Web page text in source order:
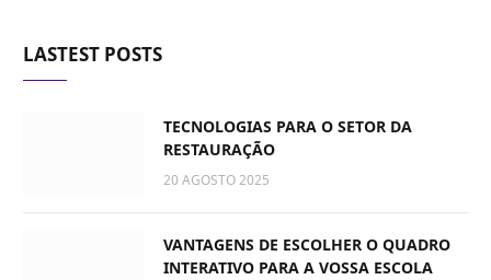
LASTEST POSTS
TECNOLOGIAS PARA O SETOR DA
RESTAURAÇÃO
20 AGOSTO 2025
VANTAGENS DE ESCOLHER O QUADRO
INTERATIVO PARA A VOSSA ESCOLA